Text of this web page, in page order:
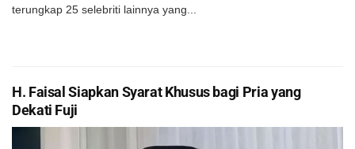
terungkap 25 selebriti lainnya yang...
H. Faisal Siapkan Syarat Khusus bagi Pria yang
Dekati Fuji